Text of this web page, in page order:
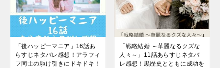
「後ハッピーマニア」16話あ
らすじネタバレ感想！アラフィ
フ同士の駆け引きにドキドキ！
「戦略結婚 ～華麗なるクズな
人々～」11話あらすじネタバ
レ感想！黒歴史とともに成功を